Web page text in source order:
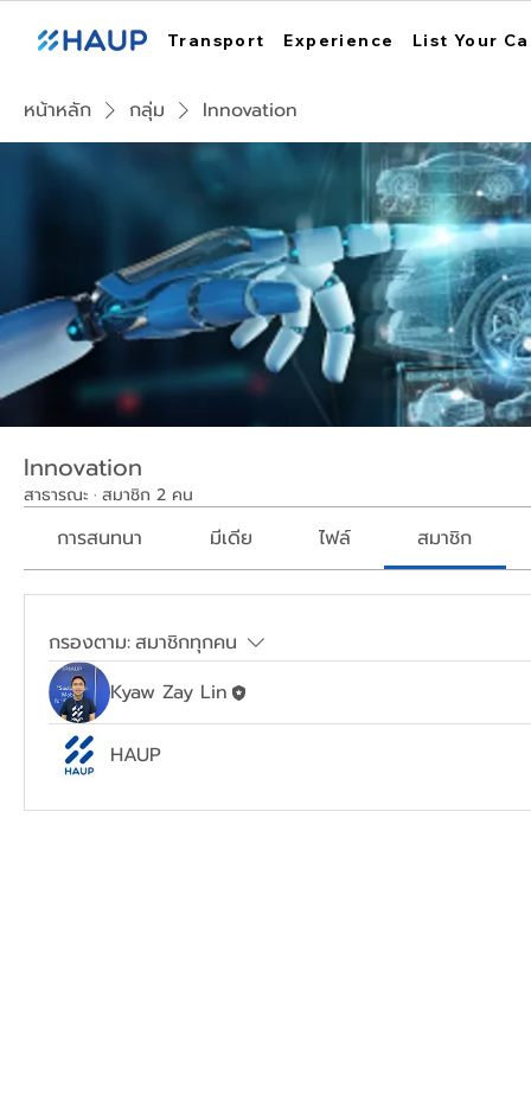
Transport Experience List Your
หน้าหลัก กลุ่ม Innovation
Innovation
สาธารณะ · สมาชิก 2 คน
การสนทนา มีเดีย ไฟล์ สมาชิก
กรองตาม:สมาชิกทุกคน
Kyaw Zay Lin
HAUP